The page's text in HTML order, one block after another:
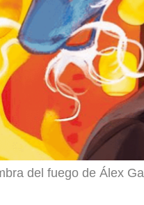
del fuego de Álex